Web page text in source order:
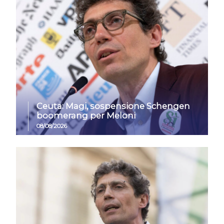
Ceuta: Magi, sospensione Schengen
boomerang per Meloni
08/08/2026